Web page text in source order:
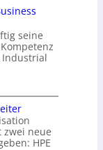
seine
Industrial
zwei neue
HPE